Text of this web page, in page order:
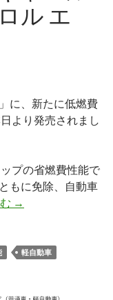
ル エ
に、新たに低燃費
より発売されまし
プの省燃費性能で
もに免除、自動車
→
軽自動車